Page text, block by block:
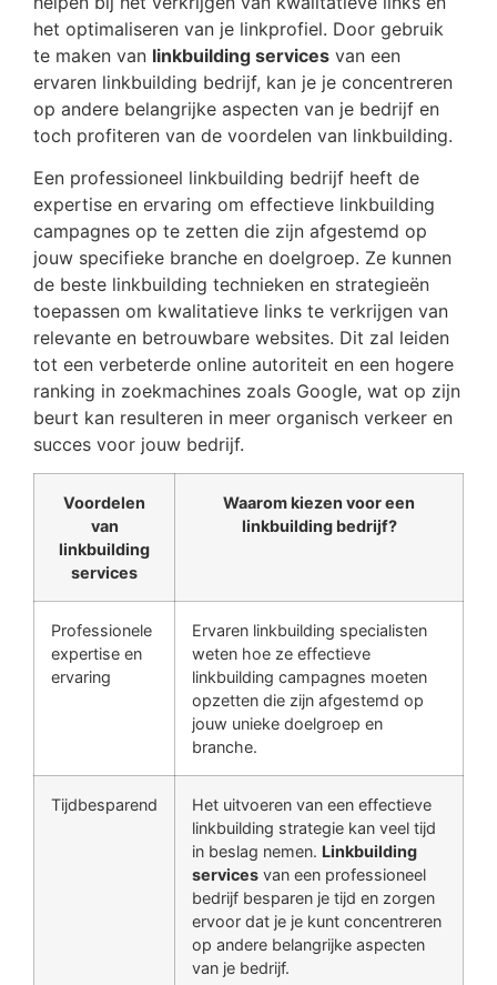
het optimaliseren van je linkprofiel. Door gebruik
te maken van linkbuilding services van een
ervaren linkbuilding bedrijf, kan je je concentreren
op andere belangrijke aspecten van je bedrijf en
toch profiteren van de voordelen van linkbuilding.
Een professioneel linkbuilding bedrijf heeft de
expertise en ervaring om effectieve linkbuilding
campagnes op te zetten die zijn afgestemd op
jouw specifieke branche en doelgroep. Ze kunnen
de beste linkbuilding technieken en strategieën
toepassen om kwalitatieve links te verkrijgen van
relevante en betrouwbare websites. Dit zal leiden
tot een verbeterde online autoriteit en een hogere
ranking in zoekmachines zoals Google, wat op zijn
beurt kan resulteren in meer organisch verkeer en
succes voor jouw bedrijf.
Voordelen
van
linkbuilding
services
Waarom kiezen voor een
linkbuilding bedrijf?
Professionele
expertise en
ervaring
Ervaren linkbuilding specialisten
weten hoe ze effectieve
linkbuilding campagnes moeten
opzetten die zijn afgestemd op
jouw unieke doelgroep en
branche.
Tijdbesparend
Het uitvoeren van een effectieve
linkbuilding strategie kan veel tijd
in beslag nemen. Linkbuilding
services van een professioneel
bedrijf besparen je tijd en zorgen
ervoor dat je je kunt concentreren
op andere belangrijke aspecten
van je bedrijf.